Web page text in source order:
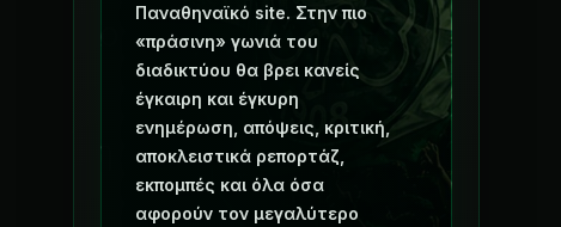
Παναθηναϊκό site. Στην πιο
«πράσινη» γωνιά του
διαδικτύου θα βρει κανείς
έγκαιρη και έγκυρη
ενημέρωση, απόψεις, κριτική,
αποκλειστικά ρεπορτάζ,
εκπομπές και όλα όσα
αφορούν τον μεγαλύτερο